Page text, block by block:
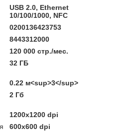
USB 2.0, Ethernet
10/100/1000, NFC
0200136423753
8443312000
120 000 стр./мес.
32 ГБ
0.22 м<sup>3</sup>
2 Гб
1200x1200 dpi
600x600 dpi